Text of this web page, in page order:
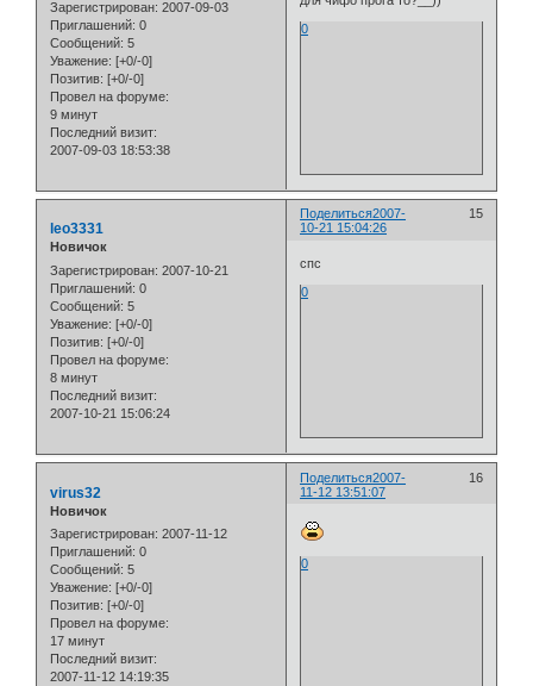
Зарегистрирован: 2007-09-03
Приглашений: 0
Сообщений: 5
Уважение: [+0/-0]
Позитив: [+0/-0]
Провел на форуме:
9 минут
Последний визит:
2007-09-03 18:53:38
0
Поделиться 15
2007-
10-21 15:04:26
leo3331
Новичок
Зарегистрирован: 2007-10-21
Приглашений: 0
Сообщений: 5
Уважение: [+0/-0]
Позитив: [+0/-0]
Провел на форуме:
8 минут
Последний визит:
2007-10-21 15:06:24
спс
0
Поделиться 16
2007-
11-12 13:51:07
virus32
Новичок
Зарегистрирован: 2007-11-12
Приглашений: 0
Сообщений: 5
Уважение: [+0/-0]
Позитив: [+0/-0]
Провел на форуме:
17 минут
Последний визит:
2007-11-12 14:19:35
0